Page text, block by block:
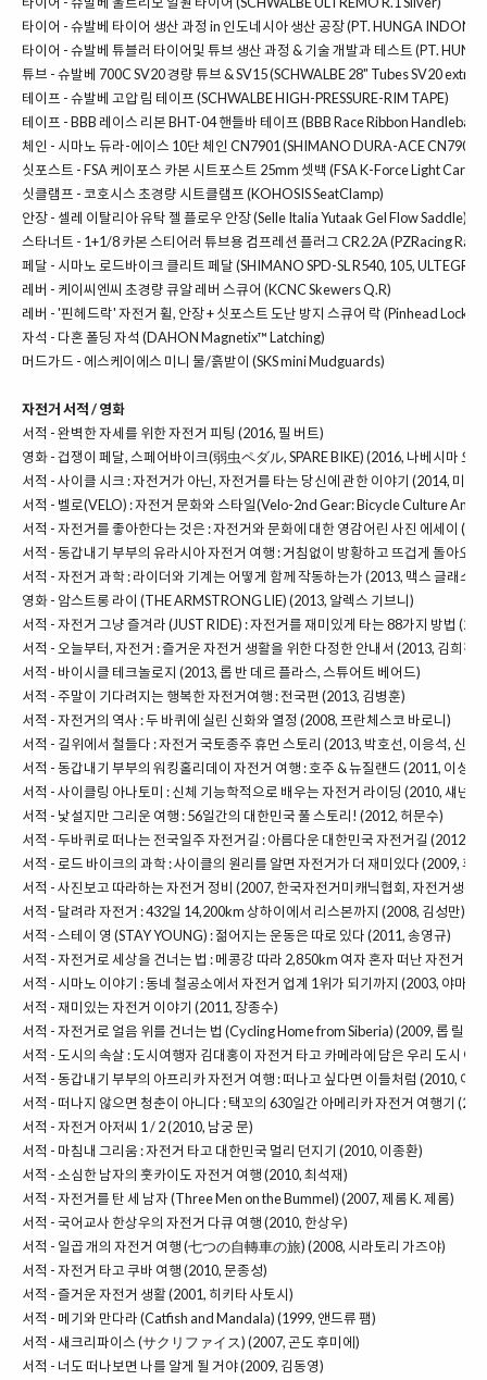
타이어 -슈발베 타이어 생산 과정 in 인도네시아 생산 공장 (PT. HUNGA
타이어 -슈발베 튜블러 타이어및 튜브 생산 과정 & 기술 개발과 테스트 (PT.
튜브 -슈발베 700C SV20 경량 튜브 & SV15 (SCHWALBE 28" Tubes SV20 extra
테이프 -슈발베 고압 림 테이프 (SCHWALBE HIGH-PRESSURE-RIM TAPE)
테이프 -BBB 레이스 리본 BHT-04 핸들바 테이프 (BBB Race Ribbon Handlebar
체인 - 시마노 듀라-에이스 10단 체인 CN7901 (SHIMANO DURA-ACE CN7901
싯포스트 -FSA 케이포스 카본 시트포스트 25mm 셋백 (FSA K-Force Light
싯클램프 -코호시스 초경량 시트클램프 (KOHOSIS SeatClamp)
안장 - 셀레 이탈리아 유탁 젤 플로우 안장 (Selle Italia Yutaak Gel Flow Saddle)
스타너트 - 1+1/8 카본 스티어러 튜브용 컴프레션 플러그 CR2.2A (PZRacing
페달 - 시마노 로드바이크 클리트 페달 (SHIMANO SPD-SL R540, 105,
레버 - 케이씨엔씨 초경량 큐알 레버 스큐어 (KCNC Skewers Q.R)
레버 -'핀헤드락' 자전거 휠, 안장 + 싯포스트 도난 방지 스큐어 락 (Pinhead Lock :
자석 - 다혼 폴딩 자석 (DAHON Magnetix™ Latching)
머드가드 - 에스케이에스 미니 물/흙받이 (SKS mini Mudguards)
자전거 서적 / 영화
서적 -완벽한 자세를 위한 자전거 피팅 (2016, 필 버트)
영화 - 겁쟁이 페달, 스페어바이크(弱虫ペダル, SPARE BIKE) (2016, 나베시마 오
서적 -사이클 시크 : 자전거가 아닌, 자전거를 타는 당신에 관한 이야기 (2014, 미
서적 - 벨로(VELO) : 자전거 문화와 스타일(Velo-2nd Gear: Bicycle Culture And
서적 -자전거를 좋아한다는 것은 : 자전거와 문화에 대한 영감어린 사진 에세이
서적 -동갑내기 부부의 유라시아 자전거 여행 : 거침없이 방황하고 뜨겁게 돌아오
서적 -자전거 과학 : 라이더와 기계는 어떻게 함께 작동하는가 (2013, 맥스 글래스
영화 - 암스트롱 라이 (THE ARMSTRONG LIE) (2013, 알렉스 기브니)
서적 -자전거 그냥 즐겨라 (JUST RIDE) : 자전거를 재미있게 타는 88가지 방법
서적 - 오늘부터, 자전거 : 즐거운 자전거 생활을 위한 다정한 안내서 (2013, 김희진)
서적 - 바이시클 테크놀로지 (2013, 롭 반 데르 플라스, 스튜어트 베어드)
서적 - 주말이 기다려지는 행복한 자전거여행 : 전국편 (2013, 김병훈)
서적 -자전거의 역사 : 두 바퀴에 실린 신화와 열정 (2008, 프란체스코 바로니)
서적 - 길위에서 철들다 : 자전거 국토종주 휴먼 스토리 (2013, 박호선, 이응석, 신민
서적 -동갑내기 부부의 워킹홀리데이 자전거 여행 : 호주 & 뉴질랜드 (2011, 이성종
서적 - 사이클링 아나토미 : 신체 기능학적으로 배우는 자전거 라이딩 (2010, 섀넌
서적 - 낯설지만 그리운 여행 : 56일간의 대한민국 풀 스토리! (2012, 허문수)
서적 - 두바퀴로 떠나는 전국일주 자전거길 : 아름다운 대한민국 자전거길 (2012,
서적 - 로드 바이크의 과학 : 사이클의 원리를 알면 자전거가 더 재미있다 (2009, 후
서적 -사진보고 따라하는 자전거 정비 (2007, 한국자전거미캐닉협회, 자전거생활
서적 - 달려라 자전거 : 432일 14,200km 상하이에서 리스본까지 (2008, 김성만)
서적 -스테이 영 (STAY YOUNG) : 젊어지는 운동은 따로 있다 (2011, 송영규)
서적 -자전거로 세상을 건너는 법 : 메콩강 따라 2,850km 여자 혼자 떠난 자전거 여
서적 - 시마노 이야기 : 동네 철공소에서 자전거 업계 1위가 되기까지 (2003, 야마구
서적 -재미있는 자전거 이야기 (2011, 장종수)
서적 -자전거로 얼음 위를 건너는 법 (Cycling Home from Siberia) (2009, 롭 릴월)
서적 - 도시의 속살 : 도시여행자 김대홍이 자전거 타고 카메라에 담은 우리 도시 이
서적 -동갑내기 부부의 아프리카 자전거 여행 : 떠나고 싶다면 이들처럼 (2010, 이
서적 - 떠나지 않으면 청춘이 아니다 : 택꼬의 630일간 아메리카 자전거 여행기
서적 -자전거 아저씨 1 / 2 (2010, 남궁 문)
서적 - 마침내 그리움 : 자전거 타고 대한민국 멀리 던지기 (2010, 이종환)
서적 - 소심한 남자의 훗카이도 자전거 여행 (2010, 최석재)
서적 -자전거를 탄 세 남자 (Three Men on the Bummel) (2007, 제롬 K. 제롬)
서적 -국어교사 한상우의 자전거 다큐 여행 (2010, 한상우)
서적 - 일곱 개의 자전거 여행 (七つの自轉車の旅) (2008, 시라토리 가즈야)
서적 -자전거 타고 쿠바 여행 (2010, 문종성)
서적 -즐거운 자전거 생활 (2001, 히키타 사토시)
서적 - 메기와 만다라 (Catfish and Mandala) (1999, 앤드류 팸)
서적 -새크리파이스 (サクリファイス) (2007, 곤도 후미에)
서적 - 너도 떠나보면 나를 알게 될 거야 (2009, 김동영)